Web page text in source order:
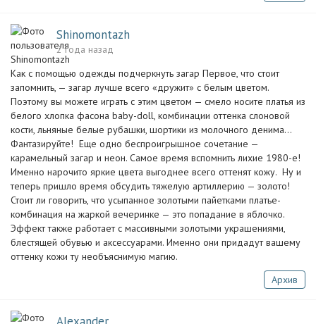
Shinomontazh
2 года назад
Как с помощью одежды подчеркнуть загар Первое, что стоит
запомнить, — загар лучше всего «дружит» с белым цветом.
Поэтому вы можете играть с этим цветом — смело носите платья из
белого хлопка фасона baby-doll, комбинации оттенка слоновой
кости, льняные белые рубашки, шортики из молочного денима…
Фантазируйте! Еще одно беспроигрышное сочетание —
карамельный загар и неон. Самое время вспомнить лихие 1980-е!
Именно нарочито яркие цвета выгоднее всего оттенят кожу. Ну и
теперь пришло время обсудить тяжелую артиллерию — золото!
Стоит ли говорить, что усыпанное золотыми пайетками платье-
комбинация на жаркой вечеринке — это попадание в яблочко.
Эффект также работает с массивными золотыми украшениями,
блестящей обувью и аксессуарами. Именно они придадут вашему
оттенку кожи ту необъяснимую магию.
Архив